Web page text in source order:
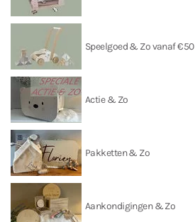
Speelgoed & Zo vanaf €50
Actie & Zo
Pakketten & Zo
Aankondigingen & Zo